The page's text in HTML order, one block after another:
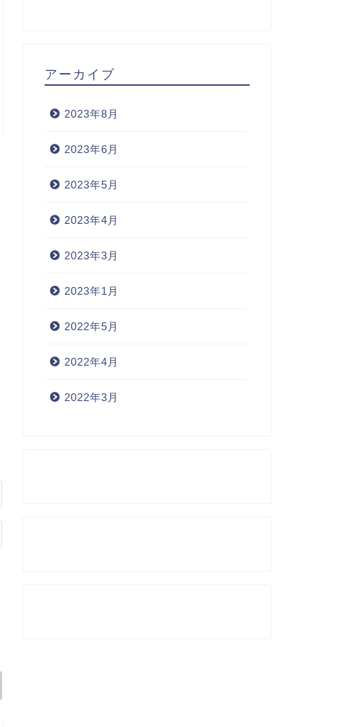
大学受験 - 基礎編
2023年4月23日
アーカイブ
2023年8月
2023年6月
2023年5月
2023年4月
2023年3月
2023年1月
2022年5月
2022年4月
2022年3月